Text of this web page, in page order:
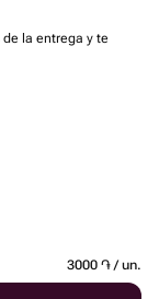
la entrega y te
3000 ֏ / un.